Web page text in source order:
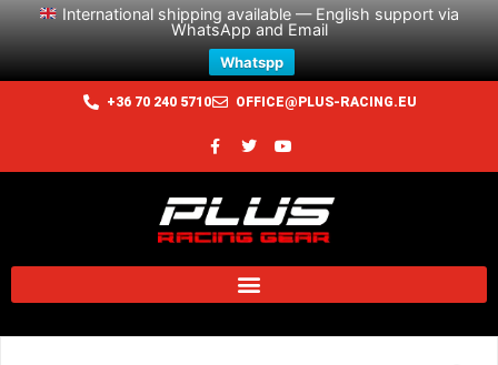
International shipping available — English support via
WhatsApp and Email
Whatspp
+36 70 240 5710 OFFICE@PLUS-RACING.EU